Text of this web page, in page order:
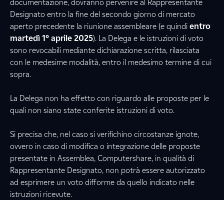
documentazione, dovranno pervenire al Rappresentante
Designato entro la fine del secondo giorno di mercato
aperto precedente la riunione assembleare (e quindi entro
martedì 1° aprile 2025). La Delega e le istruzioni di voto
sono revocabili mediante dichiarazione scritta, rilasciata
con le medesime modalità, entro il medesimo termine di cui
sopra.
La Delega non ha effetto con riguardo alle proposte per le
quali non siano state conferite istruzioni di voto.
Si precisa che, nel caso si verifichino circostanze ignote,
ovvero in caso di modifica o integrazione delle proposte
presentate in Assemblea, Computershare, in qualità di
Rappresentante Designato, non potrà essere autorizzato
ad esprimere un voto difforme da quello indicato nelle
istruzioni ricevute.